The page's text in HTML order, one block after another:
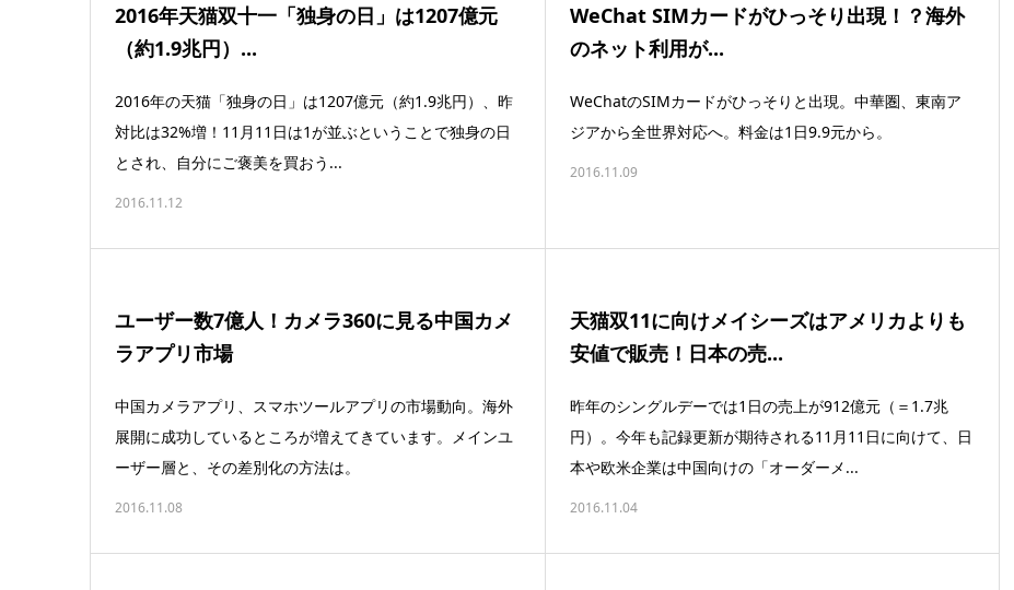
2016年天猫双十一「独身の日」は1207億元
（約1.9兆円）...
2016年の天猫「独身の日」は1207億元（約1.9兆円）、昨
対比は32%増！11月11日は1が並ぶということで独身の日
とされ、自分にご褒美を買おう...
2016.11.12
WeChat SIMカードがひっそり出現！？海外
のネット利用が...
WeChatのSIMカードがひっそりと出現。中華圏、東南ア
ジアから全世界対応へ。料金は1日9.9元から。
2016.11.09
ユーザー数7億人！カメラ360に見る中国カメ
ラアプリ市場
中国カメラアプリ、スマホツールアプリの市場動向。海外
展開に成功しているところが増えてきています。メインユ
ーザー層と、その差別化の方法は。
2016.11.08
天猫双11に向けメイシーズはアメリカよりも
安値で販売！日本の売...
昨年のシングルデーでは1日の売上が912億元（＝1.7兆
円）。今年も記録更新が期待される11月11日に向けて、日
本や欧米企業は中国向けの「オーダーメ...
2016.11.04